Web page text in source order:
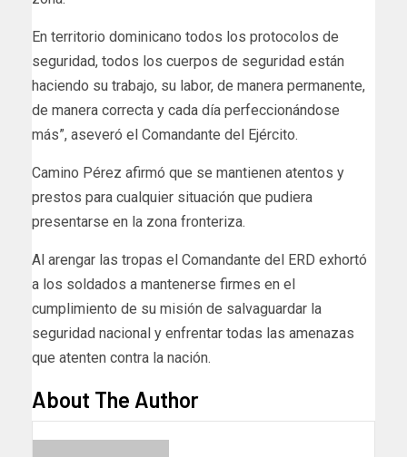
En territorio dominicano todos los protocolos de
seguridad, todos los cuerpos de seguridad están
haciendo su trabajo, su labor, de manera permanente,
de manera correcta y cada día perfeccionándose
más”, aseveró el Comandante del Ejército.
Camino Pérez afirmó que se mantienen atentos y
prestos para cualquier situación que pudiera
presentarse en la zona fronteriza.
Al arengar las tropas el Comandante del ERD exhortó
a los soldados a mantenerse firmes en el
cumplimiento de su misión de salvaguardar la
seguridad nacional y enfrentar todas las amenazas
que atenten contra la nación.
About The Author